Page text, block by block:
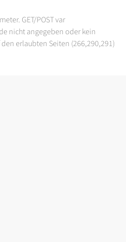
GET/POST var
nicht angegeben oder kein
erlaubten Seiten (266,290,291)